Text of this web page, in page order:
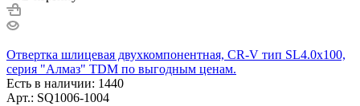
Отвертка шлицевая двухкомпонентная, CR-V тип SL4.0x100,
серия "Алмаз" TDM по выгодным ценам.
Есть в наличии: 1440
Арт.: SQ1006-1004